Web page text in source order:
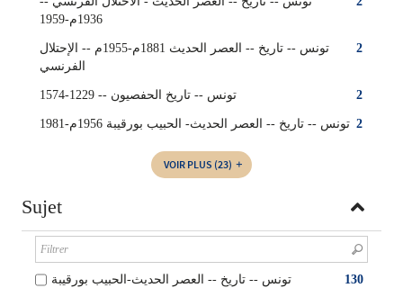
2
تونس -- تاريخ -- العصر الحديث 1881م-1955م -- الإحتلال
الفرنسي
2 تونس -- تاريخ الحفصيون -- 1229-1574
2 تونس -- ‏تاريخ -- ‏العصر الحديث- الحبيب بورقيبة 1956م-1981
VOIR PLUS (23)
Sujet
130 تونس -- تاريخ -- العصر الحديث-الحبيب بورقيبة